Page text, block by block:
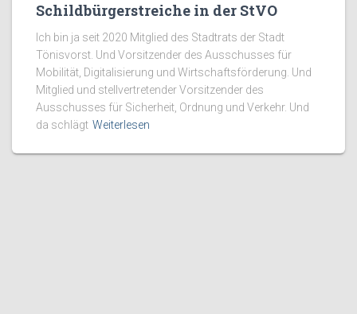
Schildbürgerstreiche in der StVO
Ich bin ja seit 2020 Mitglied des Stadtrats der Stadt
Tönisvorst. Und Vorsitzender des Ausschusses für
Mobilität, Digitalisierung und Wirtschaftsförderung. Und
Mitglied und stellvertretender Vorsitzender des
Ausschusses für Sicherheit, Ordnung und Verkehr. Und
da schlägt Weiterlesen